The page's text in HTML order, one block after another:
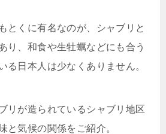
とくに有名なのが、シャブリと
り、和食や生牡蠣などにも合う
る日本人は少なくありません。
リが造られているシャブリ地区
と気候の関係をご紹介。